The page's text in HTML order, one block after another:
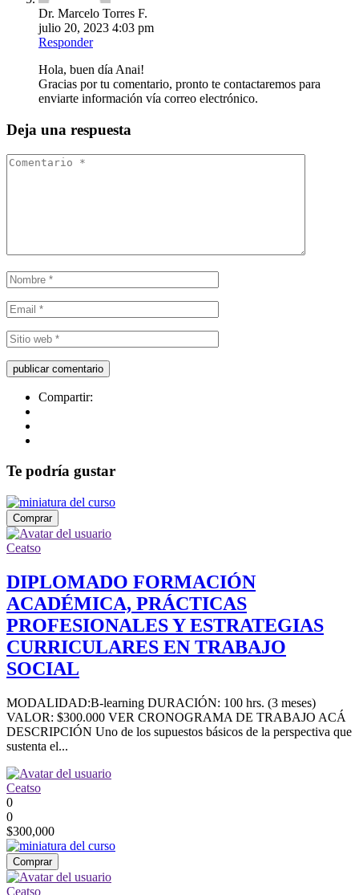
Dr. Marcelo Torres F.
julio 20, 2023 4:03 pm
Responder
Hola, buen día Anai!
Gracias por tu comentario, pronto te contactaremos para
enviarte información vía correo electrónico.
Deja una respuesta
Compartir:
Te podría gustar
Comprar
Ceatso
DIPLOMADO FORMACIÓN
ACADÉMICA, PRÁCTICAS
PROFESIONALES Y ESTRATEGIAS
CURRICULARES EN TRABAJO
SOCIAL
MODALIDAD:B-learning DURACIÓN: 100 hrs. (3 meses)
VALOR: $300.000 VER CRONOGRAMA DE TRABAJO ACÁ
DESCRIPCIÓN Uno de los supuestos básicos de la perspectiva que
sustenta el...
Ceatso
0
0
$300,000
Comprar
Ceatso